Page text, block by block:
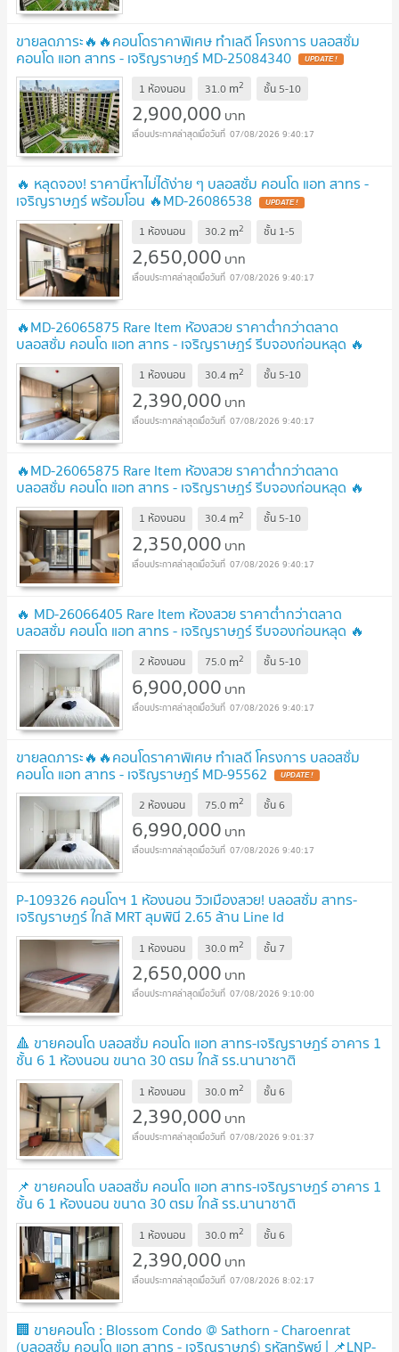
ขายลดภาระ🔥🔥คอนโดราคาพิเศษ ทำเลดี โครงการ บลอสซั่ม
คอนโด แอท สาทร - เจริญราษฎร์ MD-25084340 UPDATE !
1 ห้องนอน 31.0 m2 ชั้น 5-10
2,900,000 บาท
07/08/2026 9:40:17
🔥 หลุดจอง! ราคานี้หาไม่ได้ง่าย ๆ บลอสซั่ม คอนโด แอท สาทร -
เจริญราษฎร์ พร้อมโอน 🔥MD-26086538 UPDATE !
1 ห้องนอน 30.2 m2 ชั้น 1-5
2,650,000 บาท
07/08/2026 9:40:17
🔥MD-26065875 Rare Item ห้องสวย ราคาต่ำกว่าตลาด
บลอสซั่ม คอนโด แอท สาทร - เจริญราษฎร์ รีบจองก่อนหลุด 🔥
UPDATE !
1 ห้องนอน 30.4 m2 ชั้น 5-10
2,390,000 บาท
07/08/2026 9:40:17
🔥MD-26065875 Rare Item ห้องสวย ราคาต่ำกว่าตลาด
บลอสซั่ม คอนโด แอท สาทร - เจริญราษฎร์ รีบจองก่อนหลุด 🔥
UPDATE !
1 ห้องนอน 30.4 m2 ชั้น 5-10
2,350,000 บาท
07/08/2026 9:40:17
🔥 MD-26066405 Rare Item ห้องสวย ราคาต่ำกว่าตลาด
บลอสซั่ม คอนโด แอท สาทร - เจริญราษฎร์ รีบจองก่อนหลุด 🔥
UPDATE !
2 ห้องนอน 75.0 m2 ชั้น 5-10
6,900,000 บาท
07/08/2026 9:40:17
ขายลดภาระ🔥🔥คอนโดราคาพิเศษ ทำเลดี โครงการ บลอสซั่ม
คอนโด แอท สาทร - เจริญราษฎร์ MD-95562 UPDATE !
2 ห้องนอน 75.0 m2 ชั้น6
6,990,000 บาท
07/08/2026 9:40:17
P-109326 คอนโดฯ 1 ห้องนอน วิวเมืองสวย! บลอสซั่ม สาทร-
เจริญราษฎร์ ใกล้ MRT ลุมพินี 2.65 ล้าน Line Id
@easythaihome 085-592-2897
1 ห้องนอน 30.0 m2 ชั้น 7
2,650,000 บาท
07/08/2026 9:10:00
🔺 ขายคอนโด บลอสซั่ม คอนโด แอท สาทร-เจริญราษฎร์ อาคาร 1
ชั้น 6 1 ห้องนอน ขนาด 30 ตรม ใกล้ รร.นานาชาติ
Shrewsbury NEW !
1 ห้องนอน 30.0 m2 ชั้น6
2,390,000 บาท
07/08/2026 9:01:37
📌 ขายคอนโด บลอสซั่ม คอนโด แอท สาทร-เจริญราษฎร์ อาคาร 1
ชั้น 6 1 ห้องนอน ขนาด 30 ตรม ใกล้ รร.นานาชาติ
Shrewsbury NEW !
1 ห้องนอน 30.0 m2 ชั้น6
2,390,000 บาท
07/08/2026 8:02:17
🏢 ขายคอนโด : Blossom Condo @ Sathorn - Charoenrat
(บลอสซั่ม คอนโด แอท สาทร - เจริญราษฎร์) รหัสทรัพย์ | 📌LNP-